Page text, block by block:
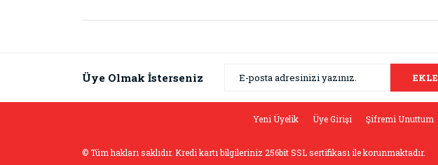
Ürün resmi kalitesiz, bozuk veya görüntülenemiyor.
Bu ürüne benzer farklı alternatifler olmalı.
Üye Olmak İsterseniz EKLE
Yeni Üyelik Üye Girişi Şifremi Unuttum
© Tüm hakları saklıdır. Kredi kartı bilgileriniz 256bit SSL sertifikası ile korunmaktadır.